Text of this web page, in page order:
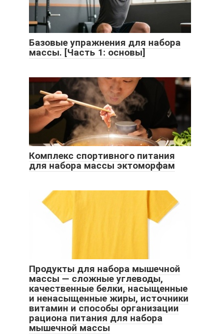
Базовые упражнения для набора
массы. [Часть 1: основы]
Комплекс спортивного питания
для набора массы эктоморфам
Продукты для набора мышечной
массы — сложные углеводы,
качественные белки, насыщенные
и ненасыщенные жиры, источники
витамин и способы организации
рациона питания для набора
мышечной массы